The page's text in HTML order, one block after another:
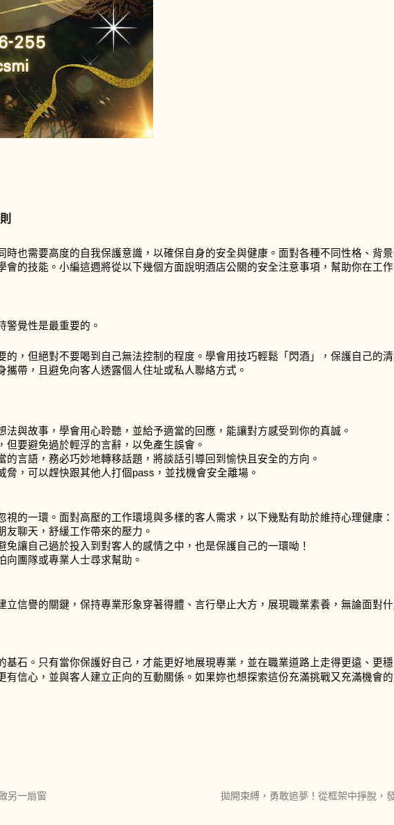
也需要高度的自我保護意識，以確保自身的安全與健康。面對各種不同性格、背
的技能。小編這週將從以下幾個方面說明酒店公關的安全注意事項，幫助你在工
警覺性是最重要的。
的，但絕對不要喝到自己無法控制的程度。學會用技巧輕鬆「閃酒」，保護自己的清
帶，且避免向客人透露個人住址或私人聯絡方式。
法與故事，學會用心聆聽，並給予適當的回應，能讓對方感受到你的真誠。
但要避免過於輕浮的言辭，以免產生誤會。
的言語，務必巧妙地轉移話題，將談話引導回到愉快且安全的方向。
脅，可以趕快跟其他人打個pass，並找機會安全離場。
的一環。面對高壓的工作環境與多樣的客人需求，以下幾點有助於維持心理健康：
友聊天，舒緩工作帶來的壓力。
讓自己過於投入到對客人的感情之中，也是保護自己的一環呦！
團隊或專業人士尋求幫助。
信譽的關鍵，保持專業形象穿著得體、言行舉止大方，展現職業素養，無論面對
石。只有當你保護好自己，才能更好地展現專業，並在職業道路上走得更遠、更穩
信心，並與客人建立正向的互動關係。如果妳也想探索這份充滿挑戰又充滿機會
另一扇窗 拋開束縛，勇敢追夢！從框架中掙脫，